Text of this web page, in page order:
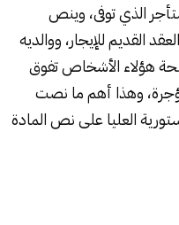
الذي توفى، وينص
القديم للإيجار، ووالديه
هؤلاء الأشخاص تفوق
وهذا أهم ما نصت
العليا على نص المادة